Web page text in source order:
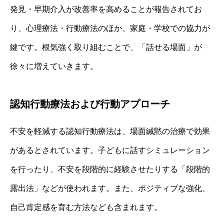
発見・早期介入が改善率を高めることが報告されてお
り、心理療法・行動療法のほか、家庭・学校での協力が
鍵です。根気強く取り組むことで、「話せる場面」が
徐々に増えていきます。
認知行動療法および行動アプローチ
不安を軽減する認知行動療法は、場面緘黙の治療で効果
があるとされています。子どもに話すシミュレーション
を行ったり、不安を段階的に経験させたりする「段階的
露出法」などが使われます。また、ポジティブな強化、
自己肯定感を育む方法なども含まれます。